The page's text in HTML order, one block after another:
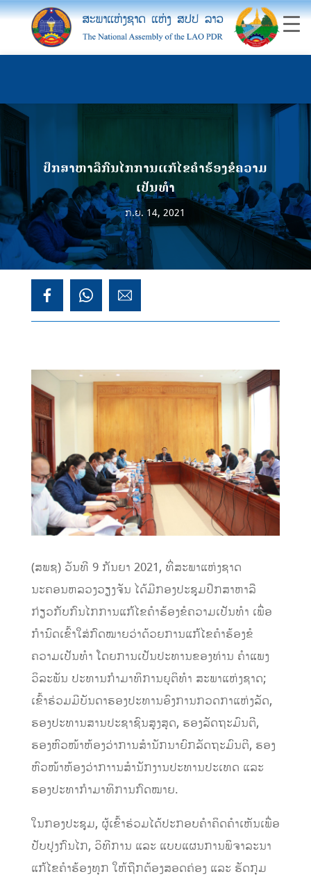
ປຶກສາຫາລືກົນໄກການແກ້ໄຂຄຳຮ້ອງຂໍຄວາມ
ເປັນທຳ
ກ.ຍ. 14, 2021
(ສພຊ) ວັນທີ 9 ກັນຍາ 2021, ທີ່ສະພາແຫ່ງຊາດ
ນະຄອນຫລວງວຽງຈັນ ໄດ້ມີກອງປະຊຸມປຶກສາຫາລື
ກ່ຽວກັບກົນໄກການແກ້ໄຂຄຳຮ້ອງຂໍຄວາມເປັນທຳ ເພື່ອ
ກຳນົດເຂົ້າໃສ່ກົດໝາຍວ່າດ້ວຍການແກ້ໄຂຄຳຮ້ອງຂໍ
ຄວາມເປັນທຳ ໂດຍການເປັນປະທານຂອງທ່ານ ຄຳແພງ
ວິລະພັນ ປະທານກຳມາທິການຍຸຕິທຳ ສະພາແຫ່ງຊາດ;
ເຂົ້າຮ່ວມມີບັນດາຮອງປະທານອົງການກວດກາແຫ່ງລັດ,
ຮອງປະທານສານປະຊາຊົນສູງສຸດ, ຮອງລັດຖະມົນຕີ,
ຮອງຫົວໜ້າຫ້ອງວ່າການສຳນັກນາຍົກລັດຖະມົນຕີ, ຮອງ
ຫົວໜ້າຫ້ອງວ່າກາານສຳນັກງານປະທານປະເທດ ແລະ
ຮອງປະທາກຳມາທິການກົດໝາຍ.
ໃນກອງປະຊຸມ, ຜູ້ເຂົ້າຮ່ວມໄດ້ປະກອບຄຳຄິດຄຳເຫັນເພື່ອ
ປັບປຸງກົນໄກ, ວິທີການ ແລະ ແບບແຜນການພິຈາລະນາ
ແກ້ໄຂຄຳຮ້ອງທຸກ ໃຫ້ຖືກຕ້ອງສອດຄ່ອງ ແລະ ຮັດກຸມ